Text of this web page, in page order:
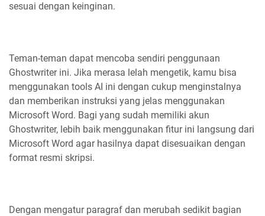
sesuai dengan keinginan.
Teman-teman dapat mencoba sendiri penggunaan
Ghostwriter ini. Jika merasa lelah mengetik, kamu bisa
menggunakan tools AI ini dengan cukup menginstalnya
dan memberikan instruksi yang jelas menggunakan
Microsoft Word. Bagi yang sudah memiliki akun
Ghostwriter, lebih baik menggunakan fitur ini langsung dari
Microsoft Word agar hasilnya dapat disesuaikan dengan
format resmi skripsi.
Dengan mengatur paragraf dan merubah sedikit bagian